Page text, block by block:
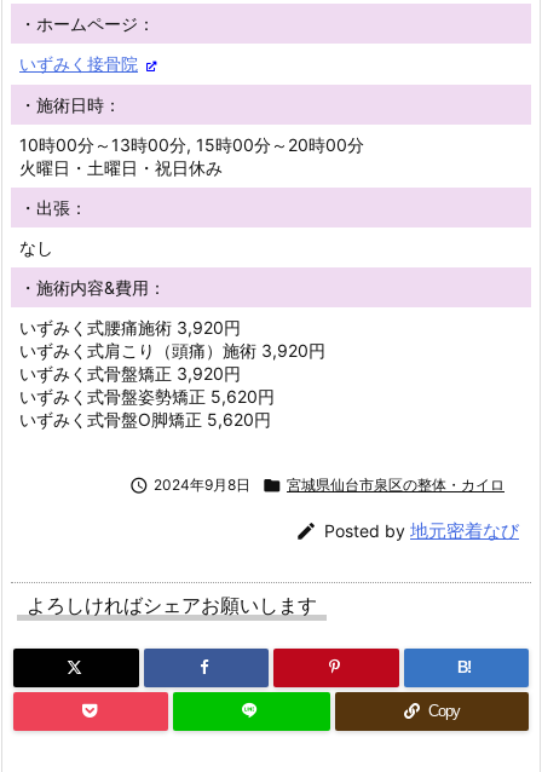
・ホームページ：
いずみく接骨院
・施術日時：
10時00分～13時00分, 15時00分～20時00分
火曜日・土曜日・祝日休み
・出張：
なし
・施術内容&費用：
いずみく式腰痛施術 3,920円
いずみく式肩こり（頭痛）施術 3,920円
いずみく式骨盤矯正 3,920円
いずみく式骨盤姿勢矯正 5,620円
いずみく式骨盤O脚矯正 5,620円
 2024年9月8日  宮城県仙台市泉区の整体・カイロ
 Posted by 地元密着なび
よろしければシェアお願いします
B!
Copy